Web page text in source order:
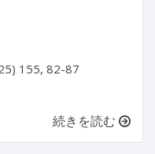
155, 82-87
続きを読む